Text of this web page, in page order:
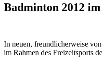
Badminton 2012
In neuen, freundlicherweise
im Rahmen des Freizeitsports